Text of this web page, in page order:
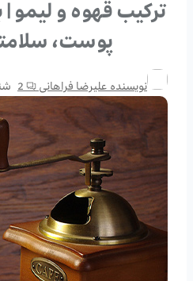
ترکیب قهوه و لیمو |
پوست،
نویسندهعلیرضا فراهانی 2